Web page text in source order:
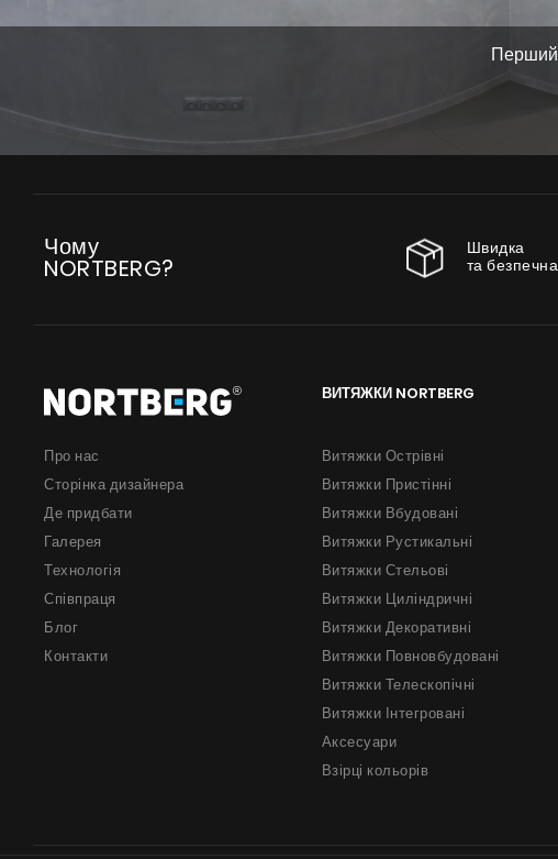
Перший
Чому
NORTBERG?
Швидка
та
Про нас
Сторінка дизайнера
Де придбати
Галерея
Технологія
Співпраця
Блог
Контакти
ВИТЯЖКИ NORTBERG
Витяжки Острівні
Витяжки Пристінні
Витяжки Вбудовані
Витяжки Рустикальні
Витяжки Стельові
Витяжки Циліндричні
Витяжки Декоративні
Витяжки Повновбудовані
Витяжки Телескопічні
Витяжки Інтегровані
Аксесуари
Взірці кольорів